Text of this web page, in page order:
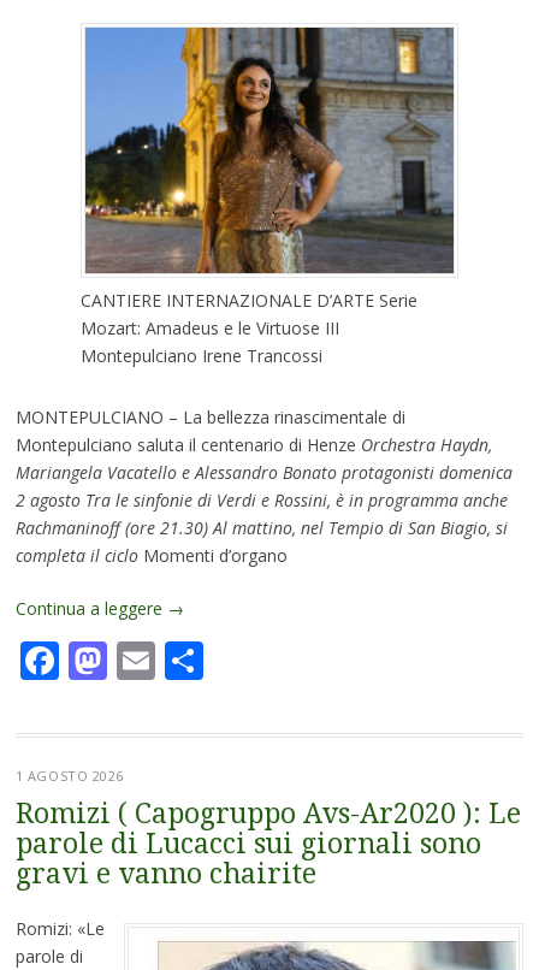
CANTIERE INTERNAZIONALE D’ARTE Serie
Mozart: Amadeus e le Virtuose III
Montepulciano Irene Trancossi
MONTEPULCIANO – La bellezza rinascimentale di
Montepulciano saluta il centenario di Henze Orchestra Haydn,
Mariangela Vacatello e Alessandro Bonato protagonisti domenica
2 agosto Tra le sinfonie di Verdi e Rossini, è in programma anche
Rachmaninoff (ore 21.30) Al mattino, nel Tempio di San Biagio, si
completa il ciclo Momenti d’organo
Continua a leggere →
Facebook
Mastodon
EmailCondividi
1 AGOSTO 2026
Romizi ( Capogruppo Avs-Ar2020 ): Le
parole di Lucacci sui giornali sono
gravi e vanno chairite
Romizi: «Le
parole di